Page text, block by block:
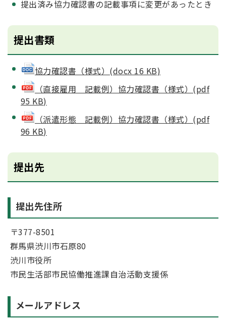
提出済み協力確認書の記載事項に変更があったとき
提出書類
協力確認書（様式）(docx 16 KB)
（直接雇用＿記載例）協力確認書（様式）(pdf
95 KB)
（派遣形態＿記載例）協力確認書（様式）(pdf
96 KB)
提出先
提出先住所
〒377-8501
群馬県渋川市石原80
渋川市役所
市民生活部市民協働推進課自治活動支援係
メールアドレス